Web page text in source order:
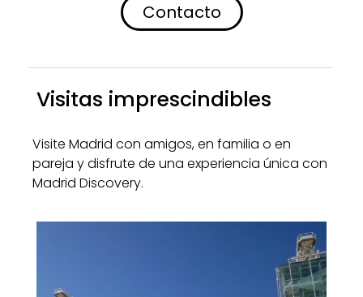
Contacto
Visitas imprescindibles
Visite Madrid con amigos, en familia o en
pareja y disfrute de una experiencia única con
Madrid Discovery.